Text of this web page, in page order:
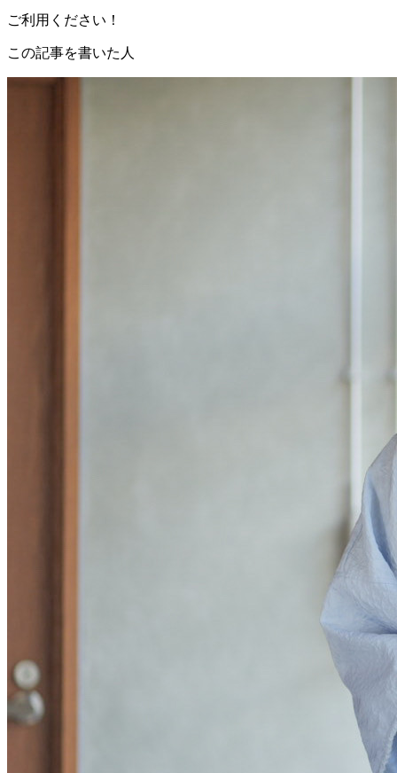
ご利用ください！
この記事を書いた人